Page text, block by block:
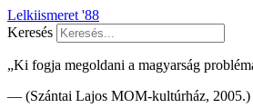
Lelkiismeret '88
Keresés
„Ki fogja megoldani a magyarság
— (Szántai Lajos MOM-kultúrház, 2005.)